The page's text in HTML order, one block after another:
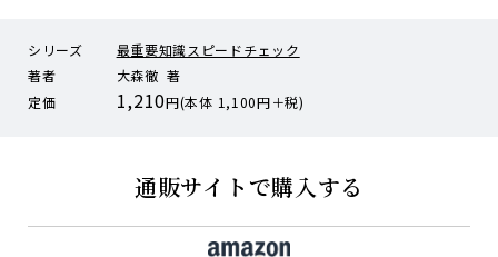
シリーズ
最重要知識スピードチェック
著者
大森徹 著
定価
1,210円(本体 1,100円＋税)
通販サイトで購入する